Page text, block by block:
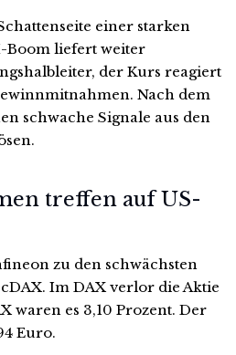
einer starken
Boom liefert weiter
der Kurs reagiert
Nach dem
schwache Signale aus den
treffen auf US-
zu den schwächsten
Im DAX verlor die Aktie
waren es 3,10 Prozent. Der
Euro.